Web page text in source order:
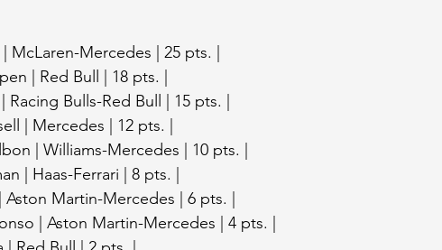
| McLaren-Mercedes | 25 pts. |
| Red Bull | 18 pts. |
Bulls-Red Bull | 15 pts. |
| Mercedes | 12 pts. |
| Williams-Mercedes | 10 pts. |
| Haas-Ferrari | 8 pts. |
Aston Martin-Mercedes | 6 pts. |
| Aston Martin-Mercedes | 4 pts. |